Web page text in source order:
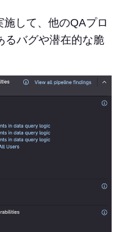
施して、他のQAプロ
るバグや潜在的な脆